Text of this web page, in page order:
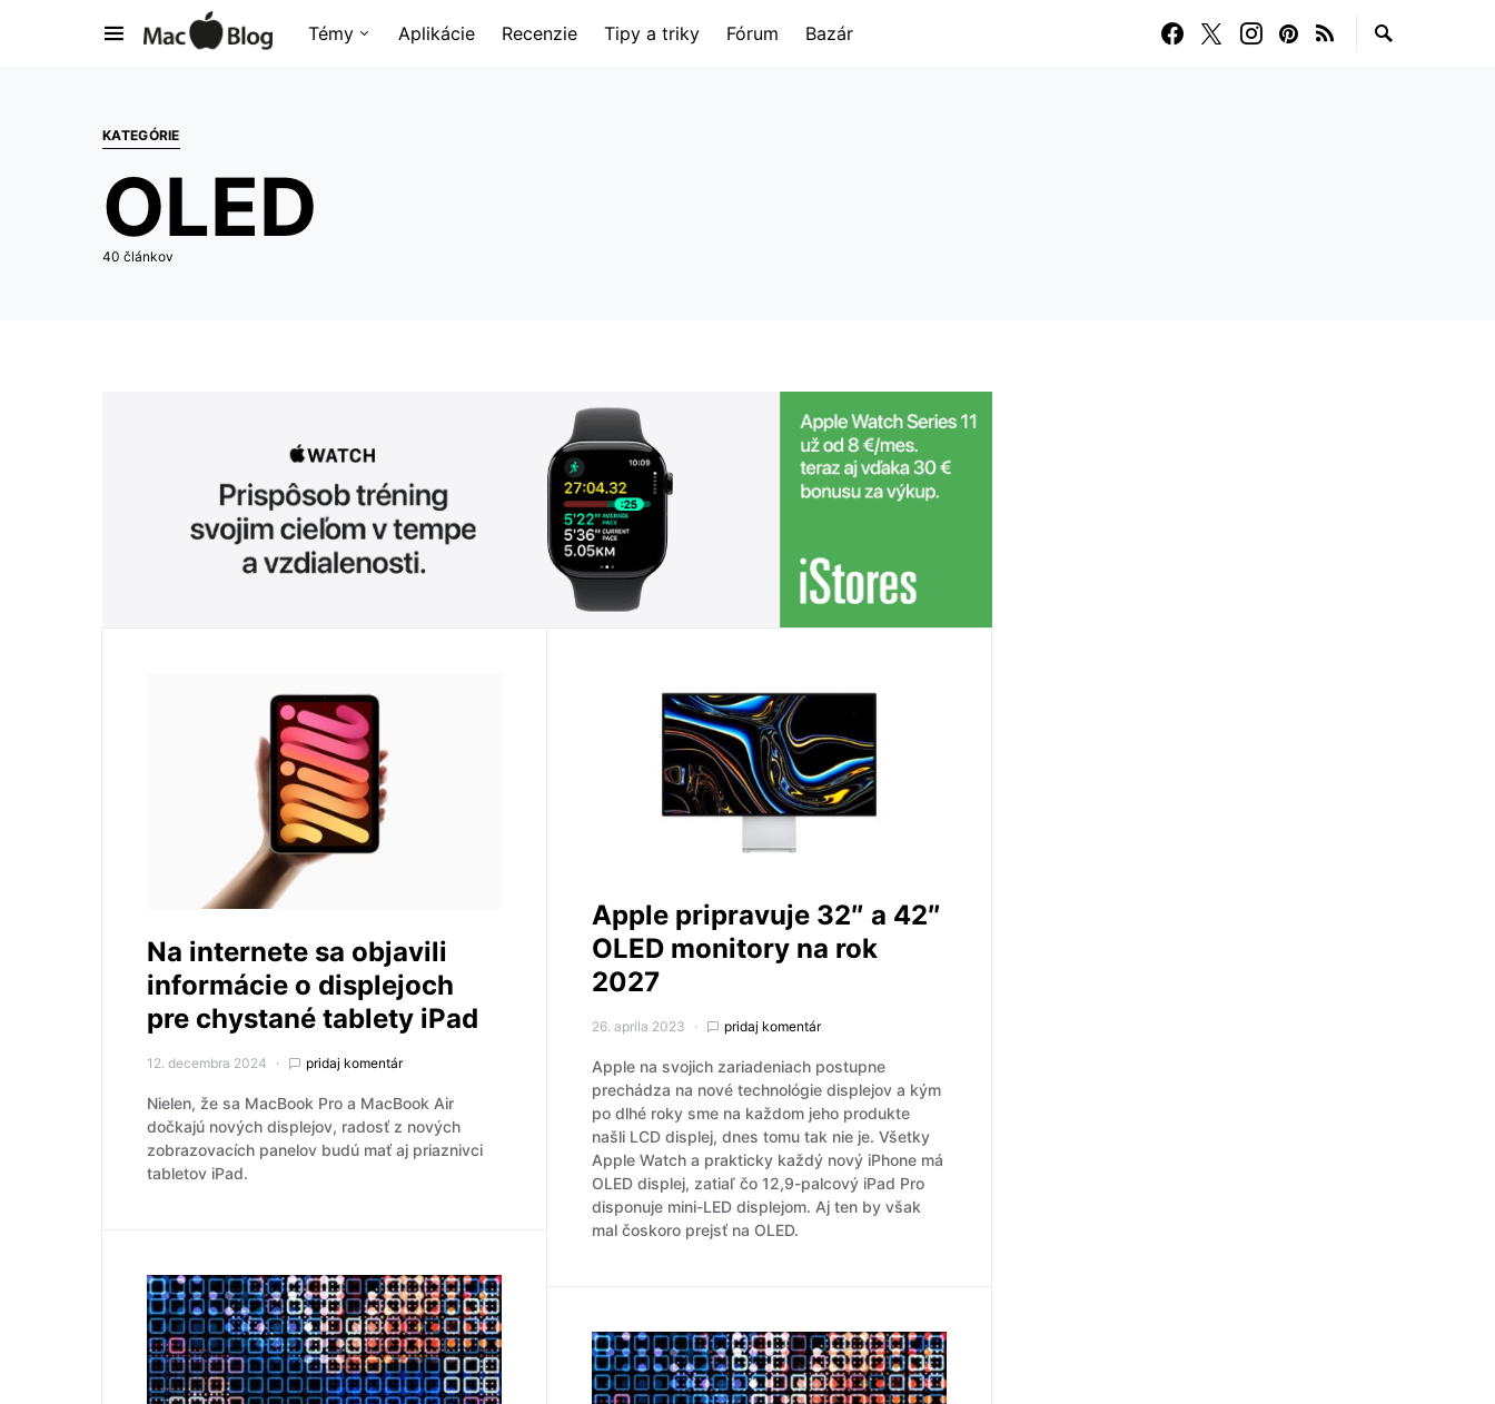
Témy Aplikácie Recenzie Tipy a triky Fórum Bazár
KATEGÓRIE
OLED
40 článkov
Na internete sa objavili
informácie o displejoch
pre chystané tablety iPad
12. decembra 2024 pridaj komentár
Nielen, že sa MacBook Pro a MacBook Air
dočkajú nových displejov, radosť z nových
zobrazovacích panelov budú mať aj priaznivci
tabletov iPad.
Apple pripravuje 32″ a 42″
OLED monitory na rok
2027
26. apríla 2023 pridaj komentár
Apple na svojich zariadeniach postupne
prechádza na nové technológie displejov a kým
po dlhé roky sme na každom jeho produkte
našli LCD displej, dnes tomu tak nie je. Všetky
Apple Watch a prakticky každý nový iPhone má
OLED displej, zatiaľ čo 12,9-palcový iPad Pro
disponuje mini-LED displejom. Aj ten by však
mal čoskoro prejsť na OLED.